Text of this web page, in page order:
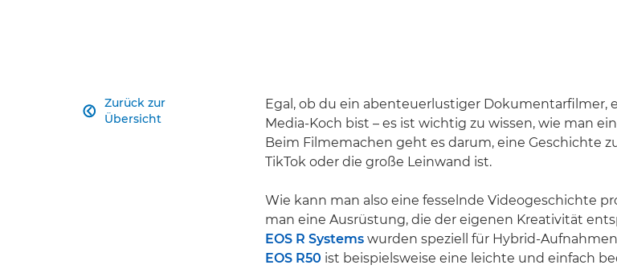
Zurück zur
Übersicht
 Egal, ob du ein abenteuerlustiger Dokumentarfilmer,
Media-Koch bist – es ist wichtig zu wissen, wie man
Beim Filmemachen geht es darum, eine Geschichte
TikTok oder die große Leinwand ist.
Wie kann man also eine fesselnde Videogeschichte
man eine Ausrüstung, die der eigenen Kreativität
EOS R Systems wurden speziell für Hybrid-
EOS R50 ist beispielsweise eine leichte und einfach